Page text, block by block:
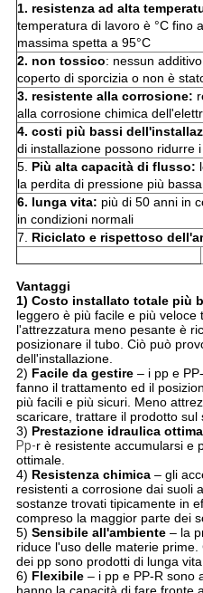
1. resistenza ad alta
temperatura di lavoro è °C fino
massima spetta a 95°C
2. non tossico: nessun
coperto di sporcizia o non è
3. resistente alla corrosione:
alla corrosione chimica
4. costi più bassi
di installazione possono ridurre
5. Più alta capacità di flusso:
la perdita di pressione più
6. lunga vita: più di 50 anni in
in condizioni normali
7. Riciclato e rispettoso
Vantaggi
1) Costo installato totale più
leggero è più facile e più veloce
l'attrezzatura meno pesante è
posizionare il tubo. Ciò può
dell'installazione.
2) Facile da gestire– i pp e
fanno il trattamento ed il
più facili e più sicuri. Meno
scaricare, trattare il prodotto sul
3) Prestazione idraulica
Pp-r è resistente accumularsi e
ottimale.
4) Resistenza chimica– gli
resistenti a corrosione dai suoli
sostanze trovati tipicamente in
compreso la maggior parte dei
5) Sensibile all'ambiente– la
riduce l'uso delle materie
dei pp sono prodotti di lunga
6) Flexibile– i pp e PP-R sono